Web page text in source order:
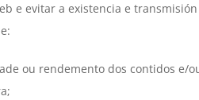
evitar a existencia e transmisión
ou rendemento dos contidos e/